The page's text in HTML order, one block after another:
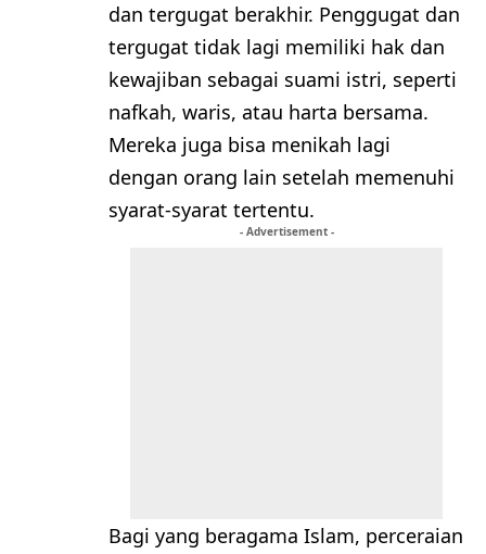
dan tergugat berakhir. Penggugat dan
tergugat tidak lagi memiliki hak dan
kewajiban sebagai suami istri, seperti
nafkah, waris, atau harta bersama.
Mereka juga bisa menikah lagi
dengan orang lain setelah memenuhi
syarat-syarat tertentu.
- Advertisement -
Bagi yang beragama Islam, perceraian